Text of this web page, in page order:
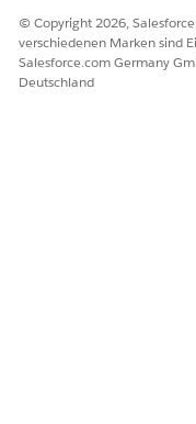
© Copyright 2026,
verschiedenen Marken sind
Salesforce.com Germany
Deutschland